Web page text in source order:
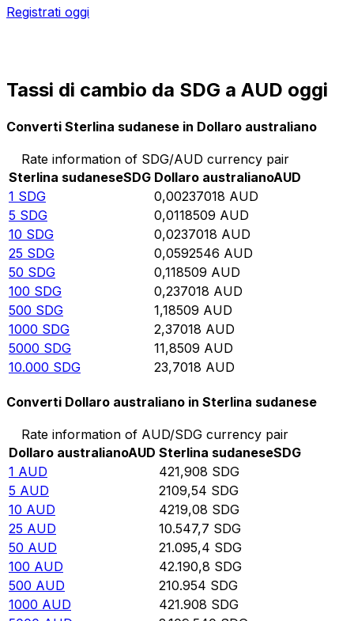
Registrati oggi
Tassi di cambio da SDG a AUD oggi
Converti Sterlina sudanese in Dollaro australiano
Rate information of SDG/AUD currency pair
Sterlina sudaneseSDG Dollaro australianoAUD
1 SDG 0,00237018 AUD
5 SDG 0,0118509 AUD
10 SDG 0,0237018 AUD
25 SDG 0,0592546 AUD
50 SDG 0,118509 AUD
100 SDG 0,237018 AUD
500 SDG 1,18509 AUD
1000 SDG 2,37018 AUD
5000 SDG 11,8509 AUD
10.000 SDG 23,7018 AUD
Converti Dollaro australiano in Sterlina sudanese
Rate information of AUD/SDG currency pair
Dollaro australianoAUD Sterlina sudaneseSDG
1 AUD 421,908 SDG
5 AUD 2109,54 SDG
10 AUD 4219,08 SDG
25 AUD 10.547,7 SDG
50 AUD 21.095,4 SDG
100 AUD 42.190,8 SDG
500 AUD 210.954 SDG
1000 AUD 421.908 SDG